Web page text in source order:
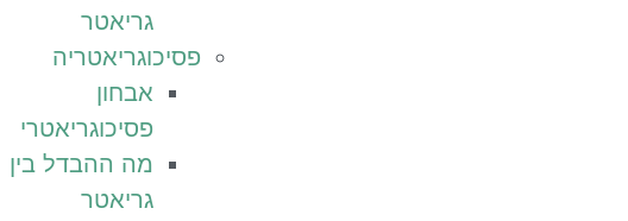
גריאטר
פסיכוגריאטריה
אבחון
פסיכוגריאטרי
מה ההבדל בין
גריאטר